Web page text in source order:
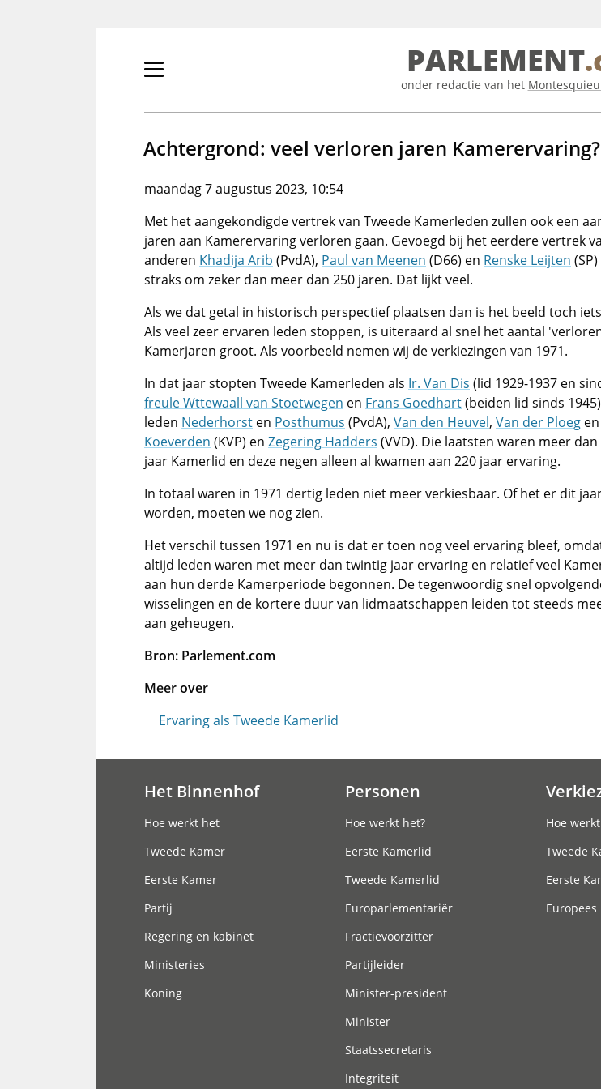
Primair
tonen/verbergen
PARLEMENT
onder redactie van het
Achtergrond: veel verloren jaren Kamerervaring?
maandag 7 augustus 2023, 10:54
Met het aangekondigde vertrek van Tweede Kamerleden zullen ook een
jaren aan Kamerervaring verloren gaan. Gevoegd bij het eerdere vertrek
anderen Khadija Arib (PvdA), Paul van Meenen (D66) en Renske Leijten
straks om zeker dan meer dan 250 jaren. Dat lijkt veel.
Als we dat getal in historisch perspectief plaatsen dan is het beeld toch
Als veel zeer ervaren leden stoppen, is uiteraard al snel het aantal
Kamerjaren groot. Als voorbeeld nemen wij de verkiezingen van 1971.
In dat jaar stopten Tweede Kamerleden als Ir. Van Dis (lid 1929-1937 en
freule Wttewaall van Stoetwegen en Frans Goedhart(beiden lid sinds
leden Nederhorst en Posthumus (PvdA), Van den Heuvel, Van der Ploeg en
Koeverden (KVP) en Zegering Hadders (VVD). Die laatsten waren meer
jaar Kamerlid en deze negen alleen al kwamen aan 220 jaar ervaring.
In totaal waren in 1971 dertig leden niet meer verkiesbaar. Of het er dit
worden, moeten we nog zien.
Het verschil tussen 1971 en nu is dat er toen nog veel ervaring bleef,
altijd leden waren met meer dan twintig jaar ervaring en relatief veel
aan hun derde Kamerperiode begonnen. De tegenwoordig snel
wisselingen en de kortere duur van lidmaatschappen leiden tot steeds
aan geheugen.
Bron: Parlement.com
Meer over
Ervaring als Tweede Kamerlid
Het Binnenhof
Hoe werkt het
Tweede Kamer
Eerste Kamer
Partij
Regering en kabinet
Ministeries
Koning
Personen
Hoe werkt het?
Eerste Kamerlid
Tweede Kamerlid
Europarlementariër
Fractievoorzitter
Partijleider
Minister-president
Minister
Staatssecretaris
Integriteit
Hoe
Tweede
Eerste